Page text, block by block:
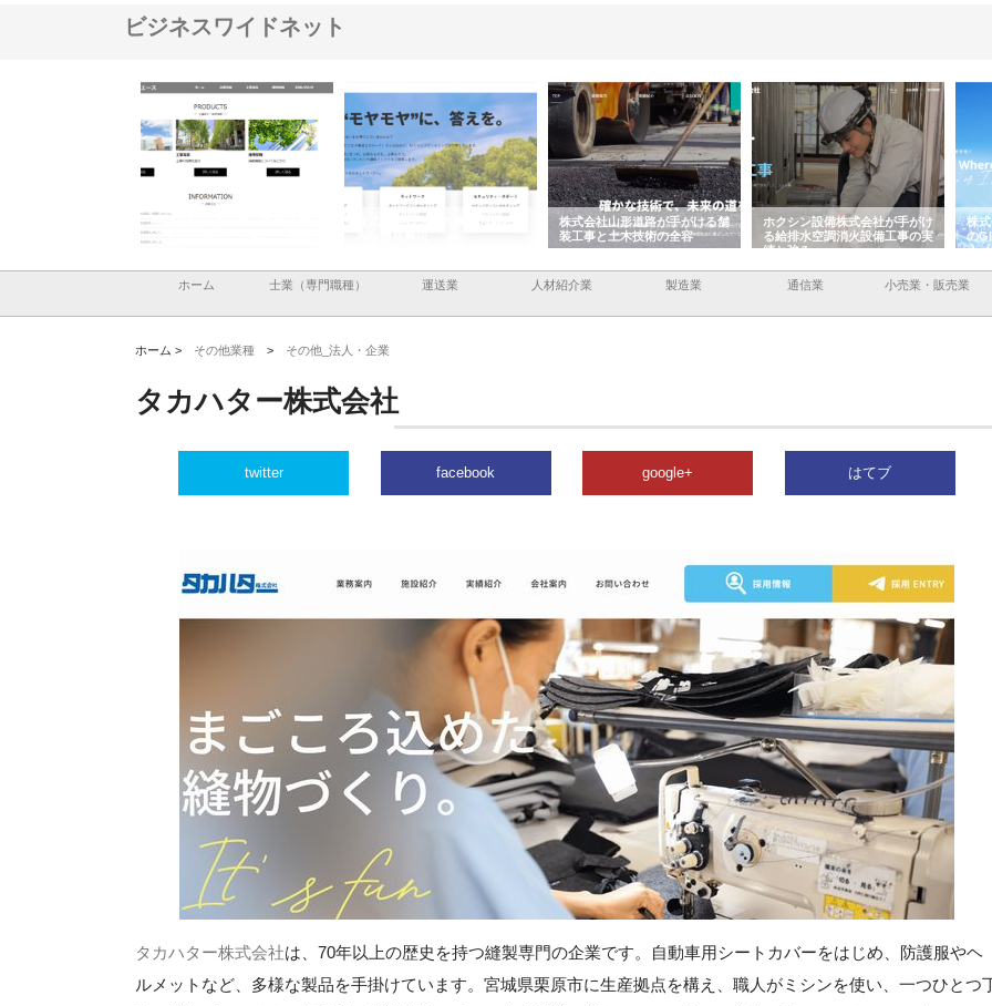
ビジネスワイドネット
イトが提供する充実した情報内
株式会社ＣＳＡの事業内容と強
株式会社山形道路が手がける舗
装工事と土木技術の全容
ホクシン設備株式会社が手がけ
る給排水空調消火設備工事の実
績と強み
株
の
入
ホーム 士業（専門職種） 運送業 人材紹介業 製造業 通信業 小売業・販売業
ホーム > その他業種 > その他_法人・企業
タカハター株式会社
twitter facebook google+ はてブ
タカハター株式会社は、70年以上の歴史を持つ縫製専門の企業です。自動車用シートカバーをはじめ、防護服やヘ
ルメットなど、多様な製品を手掛けています。宮城県栗原市に生産拠点を構え、職人がミシンを使い、一つひとつ